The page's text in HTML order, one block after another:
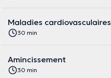
Maladies cardiovasculaires
30 min
Amincissement
30 min